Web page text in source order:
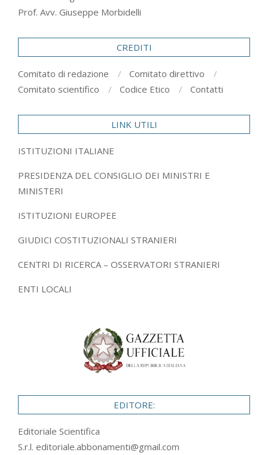
Prof. Avv. Giuseppe Morbidelli
CREDITI
Comitato di redazione
Comitato direttivo
Comitato scientifico
Codice Etico Contatti
LINK UTILI
ISTITUZIONI ITALIANE
PRESIDENZA DEL CONSIGLIO DEI MINISTRI E
MINISTERI
ISTITUZIONI EUROPEE
GIUDICI COSTITUZIONALI STRANIERI
CENTRI DI RICERCA – OSSERVATORI STRANIERI
ENTI LOCALI
EDITORE:
Editoriale Scientifica
S.r.l. editoriale.abbonamenti@gmail.com